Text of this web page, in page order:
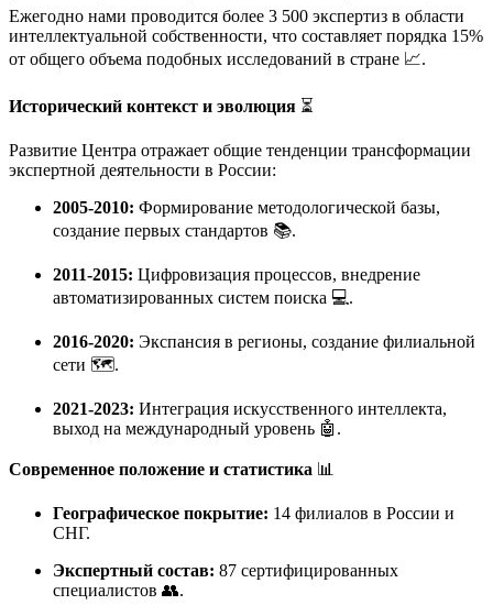
Ежегодно нами проводится более 3 500 экспертиз в области
интеллектуальной собственности, что составляет порядка 15%
от общего объема подобных исследований в стране 📈.
Исторический контекст и эволюция ⏳
Развитие Центра отражает общие тенденции трансформации
экспертной деятельности в России:
2005-2010: Формирование методологической базы,
создание первых стандартов 📚.
2011-2015: Цифровизация процессов, внедрение
автоматизированных систем поиска 💻.
2016-2020: Экспансия в регионы, создание филиальной
сети 🗺️.
2021-2023: Интеграция искусственного интеллекта,
выход на международный уровень 🤖.
Современное положение и статистика 📊
Географическое покрытие: 14 филиалов в России и
СНГ.
Экспертный состав: 87 сертифицированных
специалистов 👥.